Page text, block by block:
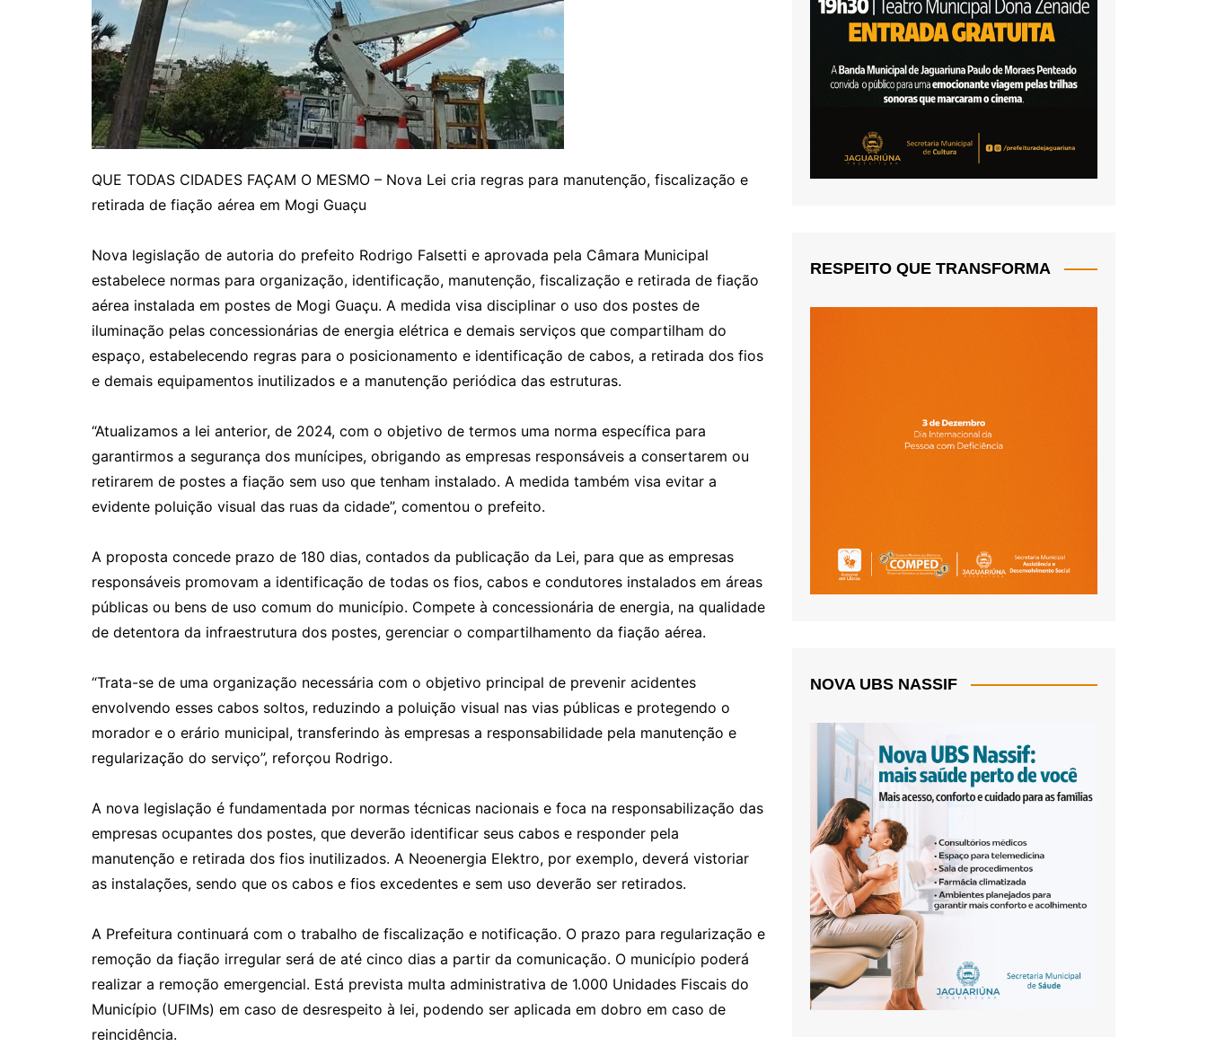
QUE TODAS CIDADES FAÇAM O MESMO – Nova Lei cria regras para manutenção, fiscalização e
retirada de fiação aérea em Mogi Guaçu
Nova legislação de autoria do prefeito Rodrigo Falsetti e aprovada pela Câmara Municipal
estabelece normas para organização, identificação, manutenção, fiscalização e retirada de fiação
aérea instalada em postes de Mogi Guaçu. A medida visa disciplinar o uso dos postes de
iluminação pelas concessionárias de energia elétrica e demais serviços que compartilham do
espaço, estabelecendo regras para o posicionamento e identificação de cabos, a retirada dos fios
e demais equipamentos inutilizados e a manutenção periódica das estruturas.
“Atualizamos a lei anterior, de 2024, com o objetivo de termos uma norma específica para
garantirmos a segurança dos munícipes, obrigando as empresas responsáveis a consertarem ou
retirarem de postes a fiação sem uso que tenham instalado. A medida também visa evitar a
evidente poluição visual das ruas da cidade”, comentou o prefeito.
A proposta concede prazo de 180 dias, contados da publicação da Lei, para que as empresas
responsáveis promovam a identificação de todas os fios, cabos e condutores instalados em áreas
públicas ou bens de uso comum do município. Compete à concessionária de energia, na qualidade
de detentora da infraestrutura dos postes, gerenciar o compartilhamento da fiação aérea.
“Trata-se de uma organização necessária com o objetivo principal de prevenir acidentes
envolvendo esses cabos soltos, reduzindo a poluição visual nas vias públicas e protegendo o
morador e o erário municipal, transferindo às empresas a responsabilidade pela manutenção e
regularização do serviço”, reforçou Rodrigo.
A nova legislação é fundamentada por normas técnicas nacionais e foca na responsabilização das
empresas ocupantes dos postes, que deverão identificar seus cabos e responder pela
manutenção e retirada dos fios inutilizados. A Neoenergia Elektro, por exemplo, deverá vistoriar
as instalações, sendo que os cabos e fios excedentes e sem uso deverão ser retirados.
A Prefeitura continuará com o trabalho de fiscalização e notificação. O prazo para regularização e
remoção da fiação irregular será de até cinco dias a partir da comunicação. O município poderá
realizar a remoção emergencial. Está prevista multa administrativa de 1.000 Unidades Fiscais do
Município (UFIMs) em caso de desrespeito à lei, podendo ser aplicada em dobro em caso de
reincidência.
RESPEITO QUE TRANSFORMA
NOVA UBS NASSIF